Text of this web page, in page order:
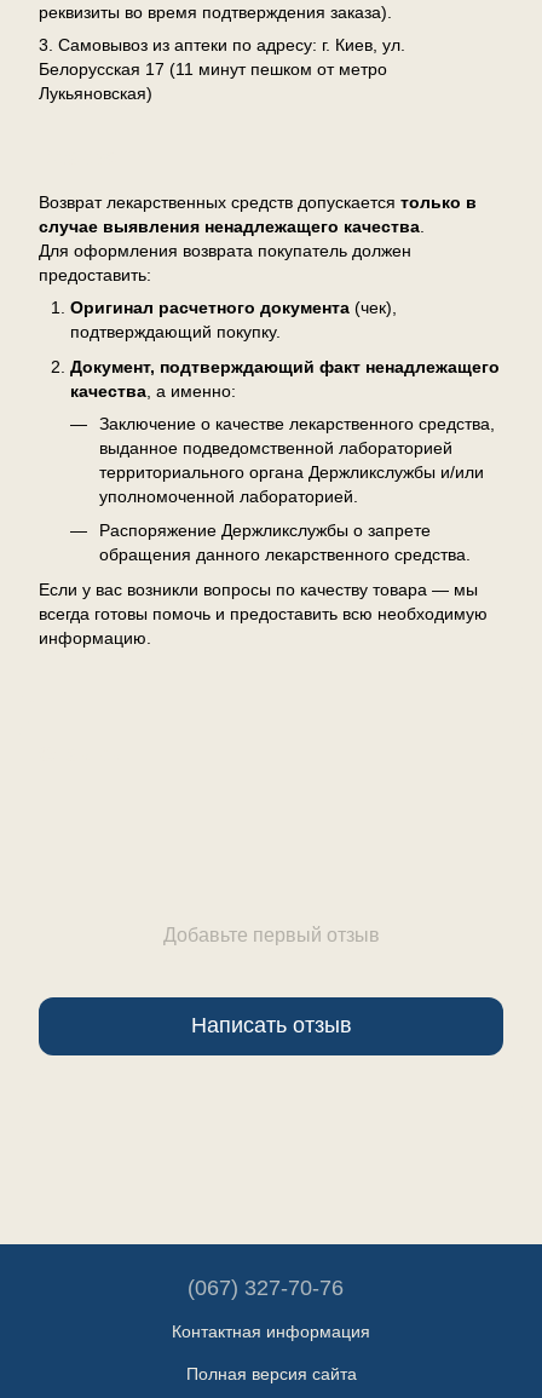
реквизиты во время подтверждения заказа).
3. Самовывоз из аптеки по адресу: г. Киев, ул.
Белорусская 17 (11 минут пешком от метро
Лукьяновская)
Возврат лекарственных средств допускается только в
случае выявления ненадлежащего качества.
Для оформления возврата покупатель должен
предоставить:
Оригинал расчетного документа (чек),
подтверждающий покупку.
Документ, подтверждающий факт ненадлежащего
качества , а именно:
Заключение о качестве лекарственного средства,
выданное подведомственной лабораторией
территориального органа Держликслужбы и/или
уполномоченной лабораторией.
Распоряжение Держликслужбы о запрете
обращения данного лекарственного средства.
Если у вас возникли вопросы по качеству товара — мы
всегда готовы помочь и предоставить всю необходимую
информацию.
Добавьте первый отзыв
Написать отзыв
(067) 327-70-76
Контактная информация
Полная версия сайта